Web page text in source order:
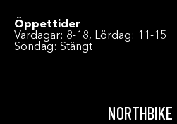
Öppettider
Vardagar: 8-18, Lördag: 11-15
Söndag: Stängt
NORTHBIKE